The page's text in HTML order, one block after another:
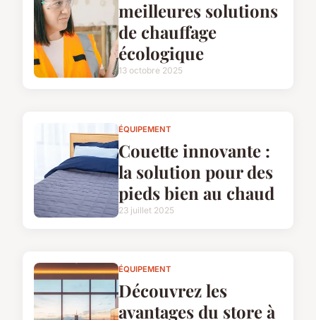
meilleures solutions
de chauffage
écologique
13 octobre 2025
ÉQUIPEMENT
Couette innovante :
la solution pour des
pieds bien au chaud
23 juillet 2025
ÉQUIPEMENT
Découvrez les
avantages du store à